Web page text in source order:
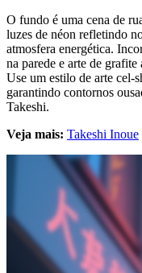
O fundo é uma cena de
luzes de néon refletindo
atmosfera energética.
na parede e arte de
Use um estilo de arte cel-
garantindo contornos
Takeshi.
Veja mais: Takeshi Inoue